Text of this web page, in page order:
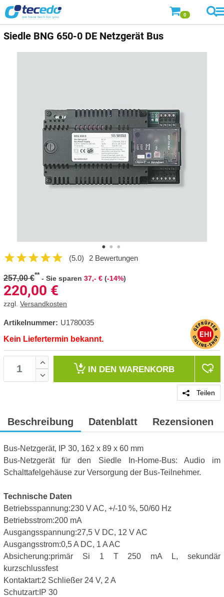
0
Siedle BNG 650-0 DE Netzgerät Bus
(5.0) 2 Bewertungen
257,00 €** - Sie sparen 37,- € (-14%)
220,00 €
zzgl. Versandkosten
Artikelnummer: U1780035
Kein Liefertermin bekannt.
IN DEN WARENKORB
Teilen
Beschreibung Datenblatt Rezensionen
Bus-Netzgerät, IP 30, 162 x 89 x 60 mm
Bus-Netzgerät für den Siedle In-Home-Bus: Audio im
Schalttafelgehäuse zur Versorgung der Bus-Teilnehmer.
Technische Daten
Betriebsspannung:230 V AC, +/-10 %, 50/60 Hz
Betriebsstrom:200 mA
Ausgangsspannung:27,5 V DC, 12 V AC
Ausgangsstrom:0,5 A DC, 1 A AC
Absicherung:primär Si 1 T 250 mA L, sekundär
kurzschlussfest
Kontaktart:2 Schließer 24 V, 2 A
Schutzart:IP 30